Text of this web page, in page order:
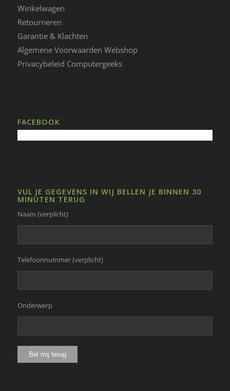
Winkelwagen
Retourneren
Garantie & Klachten
Algemene Voorwaarden Webshop
Privacybeleid Computergeeks
FACEBOOK
VUL JE GEGEVENS IN WIJ BELLEN JE BINNEN 30
MINUTEN TERUG
Naam (verplicht)
Telefoonnummer (verplicht)
Onderwerp